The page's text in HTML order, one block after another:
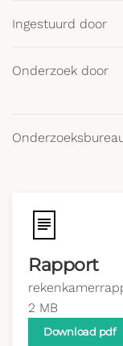
Ingestuurd door
Onderzoek door
Rapport
2 MB
Download pdf